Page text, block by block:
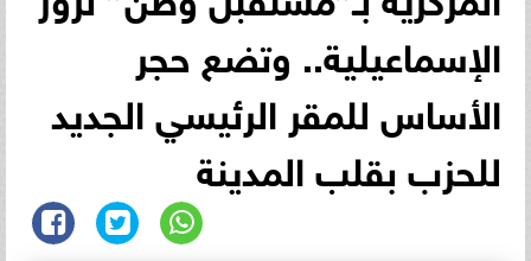
الإسماعيلية.. وتضع حجر
الأساس للمقر الرئيسي الجديد
للحزب بقلب المدينة